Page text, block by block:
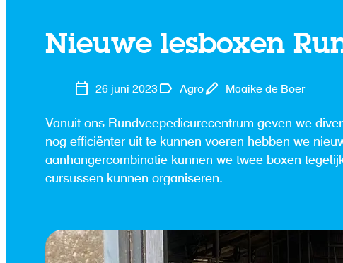
Nieuwe lesboxen
26 juni 2023 Agro Maaike de Boer
Vanuit ons Rundveepedicurecentrum geven we
nog efficiënter uit te kunnen voeren hebben we
aanhangercombinatie kunnen we twee boxen
cursussen kunnen organiseren.